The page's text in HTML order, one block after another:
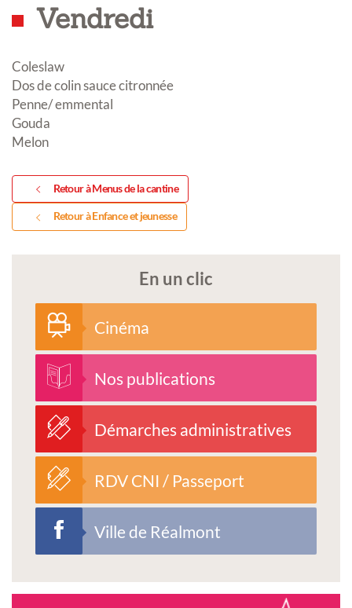
Vendredi
Coleslaw
Dos de colin sauce citronnée
Penne/ emmental
Gouda
Melon
Retour à Menus de la cantine
Retour à Enfance et jeunesse
En un clic
Cinéma
Nos publications
Démarches administratives
RDV CNI / Passeport
Ville de Réalmont